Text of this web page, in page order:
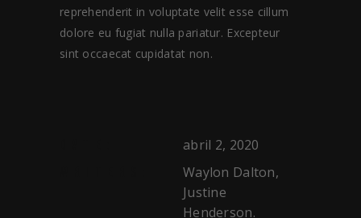
reprehenderit in voluptate velit esse cillum
dolore eu fugiat nulla pariatur. Excepteur
sint occaecat cupidatat non.
abril 2, 2020
Waylon Dalton,
Justine
Henderson.